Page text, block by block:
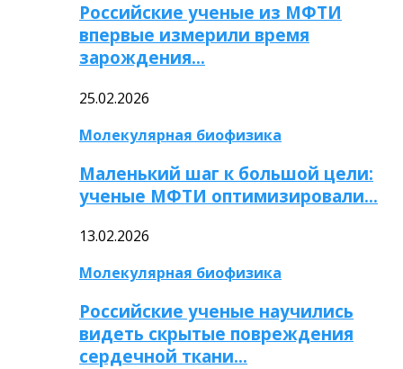
Российские ученые из МФТИ
впервые измерили время
зарождения…
25.02.2026
Молекулярная биофизика
Маленький шаг к большой цели:
ученые МФТИ оптимизировали…
13.02.2026
Молекулярная биофизика
Российские ученые научились
видеть скрытые повреждения
сердечной ткани…